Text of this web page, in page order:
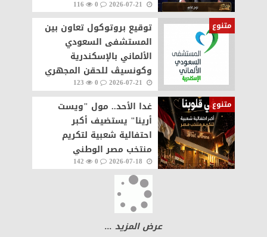
0
116
متنوع
توقيع بروتوكول تعاون بين
المستشفى السعودي
الألماني بالإسكندرية
‏وكونسيڤ للحقن المجهري
0
123
متنوع
غدا الأحد.. مول "ويست
أرينا" يستضيف أكبر
احتفالية شعبية لتكريم
منتخب مصر الوطني
0
142
عرض المزيد ...